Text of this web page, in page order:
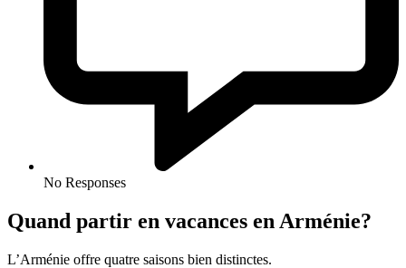
No Responses
Quand partir en vacances en Arménie?
L’Arménie offre quatre saisons bien distinctes.